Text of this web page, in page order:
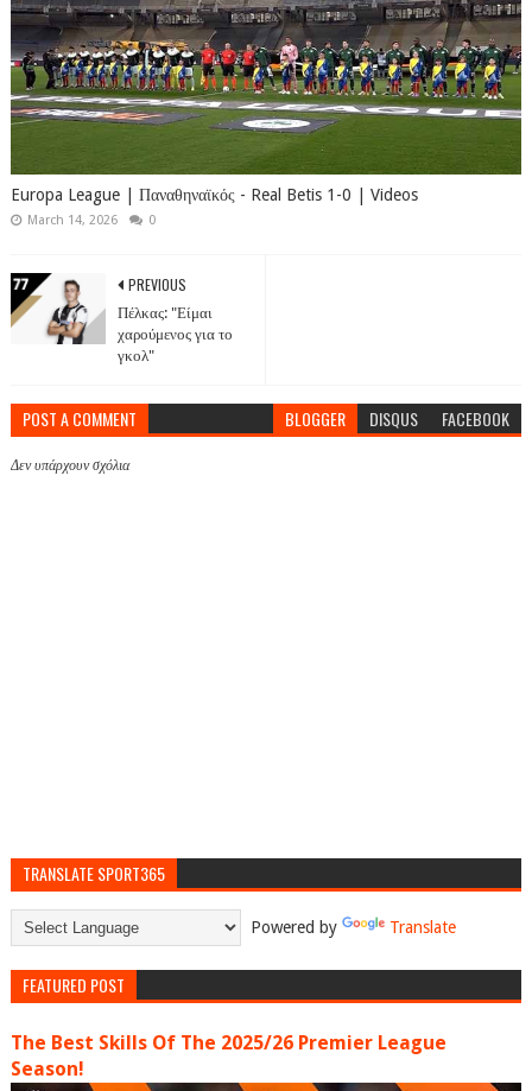
Europa League | Παναθηναϊκός - Real Betis 1-0 | Videos
March 14, 2026 0
PREVIOUS
Πέλκας: "Είμαι
χαρούμενος για το
γκολ"
POST A COMMENT BLOGGER DISQUS FACEBOOK
Δεν υπάρχουν σχόλια
TRANSLATE SPORT365
Powered by Translate
FEATURED POST
The Best Skills Of The 2025/26 Premier League
Season!